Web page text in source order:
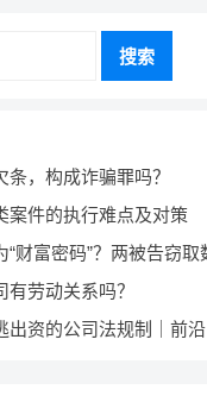
搜索
，构成诈骗罪吗？
案件的执行难点及对策
财富密码”？两被告窃取
劳动关系吗？
出资的公司法规制｜前沿